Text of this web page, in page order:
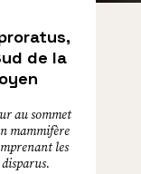
de la
au sommet
mammifère
les